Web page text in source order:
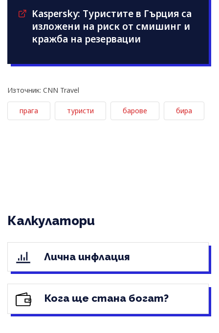
Kaspersky: Туристите в Гърция са
изложени на риск от смишинг и
кражба на резервации
Източник: CNN Travel
прага туристи барове бира
Калкулатори
Лична инфлация
Кога ще стана богат?